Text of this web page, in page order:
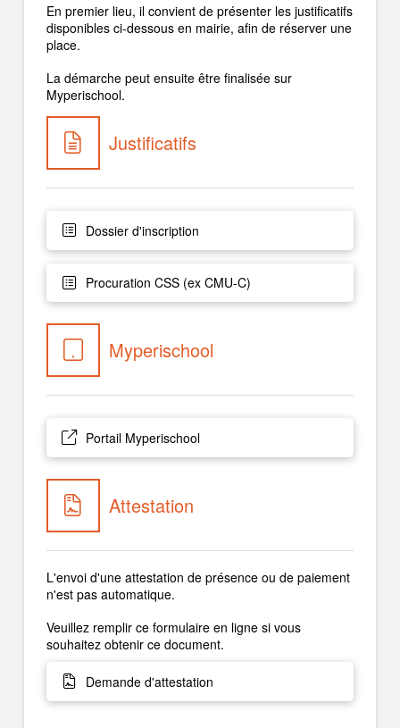
En premier lieu, il convient de présenter les justificatifs
disponibles ci-dessous en mairie, afin de réserver une
place.
La démarche peut ensuite être finalisée sur
Myperischool.
Justificatifs
Dossier d'inscription
Procuration CSS (ex CMU-C)
Myperischool
Portail Myperischool
Attestation
L'envoi d'une attestation de présence ou de paiement
n'est pas automatique.
Veuillez remplir ce formulaire en ligne si vous
souhaitez obtenir ce document.
Demande d'attestation